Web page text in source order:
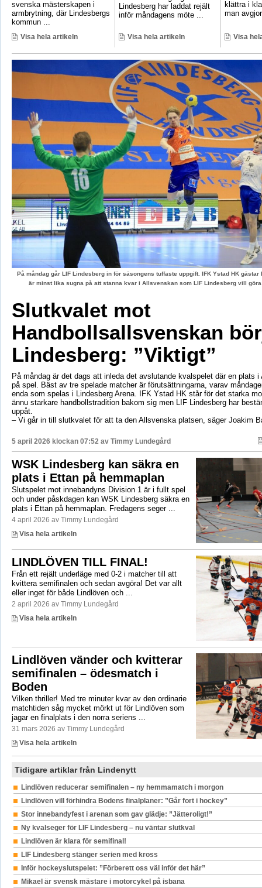
svenska mästerskapen i
armbrytning, där Lindesbergs
kommun ...
Visa hela artikeln
Lindesberg har laddat rejält
inför måndagens möte ...
Visa hela artikeln
klättra i
man
Visa
På måndag går LIF Lindesberg in för säsongens tuffaste uppgift. IFK Ystad HK gästar
är minst lika sugna på att stanna kvar i Allsvenskan som LIF Lindesberg vill
Slutkvalet mot
Handbollsallsvenskan
Lindesberg: ”Viktigt”
På måndag är det dags att inleda det avslutande kvalspelet där en plats
på spel. Bäst av tre spelade matcher är förutsättningarna, varav
enda som spelas i Lindesberg Arena. IFK Ystad HK står för det starka
ännu starkare handbollstradition bakom sig men LIF Lindesberg har
uppåt.
– Vi går in till slutkvalet för att ta den Allsvenska platsen, säger Joakim
5 april 2026 klockan 07:52 av Timmy Lundegård
WSK Lindesberg kan säkra en
plats i Ettan på hemmaplan
Slutspelet mot innebandyns Division 1 är i fullt spel
och under påskdagen kan WSK Lindesberg säkra en
plats i Ettan på hemmaplan. Fredagens seger ...
4 april 2026 av Timmy Lundegård
Visa hela artikeln
LINDLÖVEN TILL FINAL!
Från ett rejält underläge med 0-2 i matcher till att
kvittera semifinalen och sedan avgöra! Det var allt
eller inget för både Lindlöven och ...
2 april 2026 av Timmy Lundegård
Visa hela artikeln
Lindlöven vänder och kvitterar
semifinalen – ödesmatch i
Boden
Vilken thriller! Med tre minuter kvar av den ordinarie
matchtiden såg mycket mörkt ut för Lindlöven som
jagar en finalplats i den norra seriens ...
31 mars 2026 av Timmy Lundegård
Visa hela artikeln
Tidigare artiklar från Lindenytt
Lindlöven reducerar semifinalen – ny hemmamatch i morgon
Lindlöven vill förhindra Bodens finalplaner: ”Går fort i hockey”
Stor innebandyfest i arenan som gav glädje: ”Jätteroligt!”
Ny kvalseger för LIF Lindesberg – nu väntar slutkval
Lindlöven är klara för semifinal!
LIF Lindesberg stänger serien med kross
Inför hockeyslutspelet: ”Förberett oss väl inför det här”
Mikael är svensk mästare i motorcykel på isbana